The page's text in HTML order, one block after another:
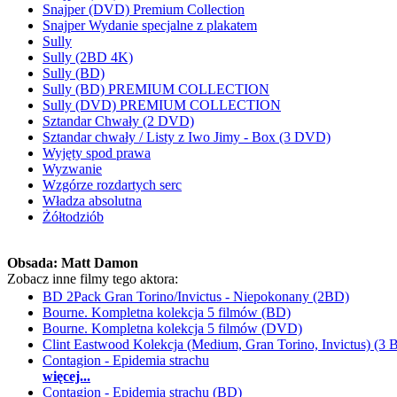
Snajper (DVD) Premium Collection
Snajper Wydanie specjalne z plakatem
Sully
Sully (2BD 4K)
Sully (BD)
Sully (BD) PREMIUM COLLECTION
Sully (DVD) PREMIUM COLLECTION
Sztandar Chwały (2 DVD)
Sztandar chwały / Listy z Iwo Jimy - Box (3 DVD)
Wyjęty spod prawa
Wyzwanie
Wzgórze rozdartych serc
Władza absolutna
Żółtodziób
Obsada: Matt Damon
Zobacz inne filmy tego aktora:
BD 2Pack Gran Torino/Invictus - Niepokonany (2BD)
Bourne. Kompletna kolekcja 5 filmów (BD)
Bourne. Kompletna kolekcja 5 filmów (DVD)
Clint Eastwood Kolekcja (Medium, Gran Torino, Invictus) (3
Contagion - Epidemia strachu
więcej...
Contagion - Epidemia strachu (BD)